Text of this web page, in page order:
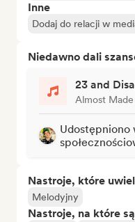
Inne
Dodaj do relacji w
Niedawno dali
23 and
Almost
Udostępniono
Nastroje, które
Melodyjny
Nastroje, na które